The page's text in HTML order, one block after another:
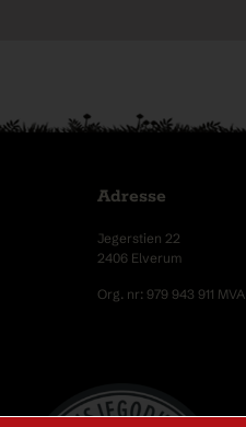
Adresse
Jegerstien 22
2406 Elverum
Org. nr: 979 943 911 MVA